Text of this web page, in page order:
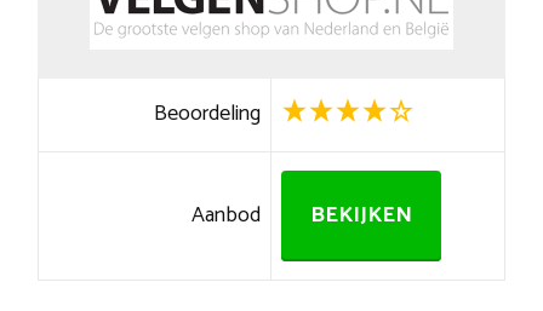
Beoordeling
Aanbod BEKIJKEN